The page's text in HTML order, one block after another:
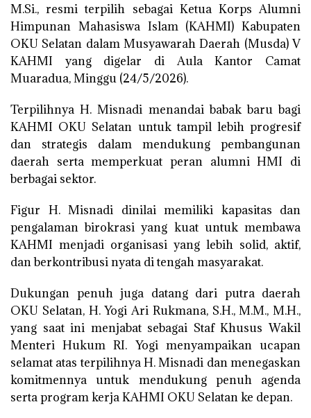
M.Si., resmi terpilih sebagai Ketua Korps Alumni
Himpunan Mahasiswa Islam (KAHMI) Kabupaten
OKU Selatan dalam Musyawarah Daerah (Musda) V
KAHMI yang digelar di Aula Kantor Camat
Muaradua, Minggu (24/5/2026).
Terpilihnya H. Misnadi menandai babak baru bagi
KAHMI OKU Selatan untuk tampil lebih progresif
dan strategis dalam mendukung pembangunan
daerah serta memperkuat peran alumni HMI di
berbagai sektor.
Figur H. Misnadi dinilai memiliki kapasitas dan
pengalaman birokrasi yang kuat untuk membawa
KAHMI menjadi organisasi yang lebih solid, aktif,
dan berkontribusi nyata di tengah masyarakat.
Dukungan penuh juga datang dari putra daerah
OKU Selatan, H. Yogi Ari Rukmana, S.H., M.M., M.H.,
yang saat ini menjabat sebagai Staf Khusus Wakil
Menteri Hukum RI. Yogi menyampaikan ucapan
selamat atas terpilihnya H. Misnadi dan menegaskan
komitmennya untuk mendukung penuh agenda
serta program kerja KAHMI OKU Selatan ke depan.